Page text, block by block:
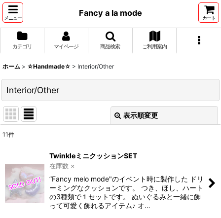
メニュー
Fancy a la mode
カート
カテゴリ マイページ 商品検索 ご利用案内
ホーム > ☆Handmade☆ > Interior/Other
Interior/Other
表示順変更
並び順:
絞り込む
11件
TwinkleミニクッションSET
在庫数 ×
”Fancy melo mode"のイベント時に製作した ドリ
ーミングなクッションです。 つき、ほし、ハート
の3種類で１セットです。 ぬいぐるみと一緒に飾
って可愛く飾れるアイテム♪ オ…